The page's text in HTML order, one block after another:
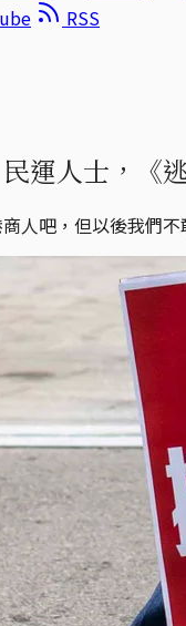
RSS
運人士，《
商人吧，但以後我們